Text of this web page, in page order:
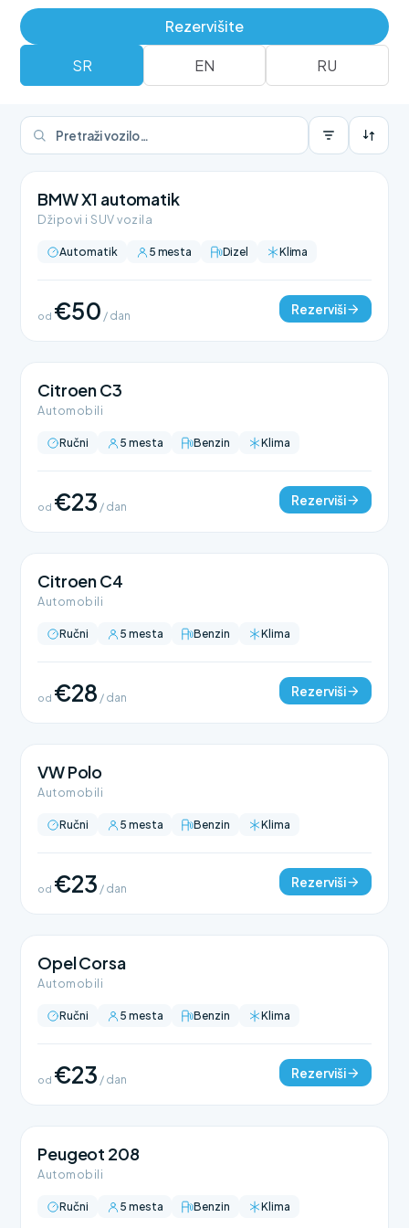
Rezervišite
SR EN RU
Rezerviši Rent a car flota
BMW X1 automatik
Džipovi i SUV vozila
Automatik 5 mesta Dizel Klima
od €50 / dan Rezerviši
Citroen C3
Automobili
Ručni 5 mesta Benzin Klima
od €23 / dan Rezerviši
Citroen C4
Automobili
Ručni 5 mesta Benzin Klima
od €28 / dan Rezerviši
VW Polo
Automobili
Ručni 5 mesta Benzin Klima
od €23 / dan Rezerviši
Opel Corsa
Automobili
Ručni 5 mesta Benzin Klima
od €23 / dan Rezerviši
Peugeot 208
Automobili
Ručni 5 mesta Benzin Klima